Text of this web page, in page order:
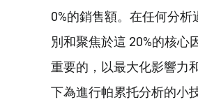
0%的銷售額。在任何分析
別和聚焦於這 20%的核心
重要的，以最大化影響力
下為進行帕累托分析的小